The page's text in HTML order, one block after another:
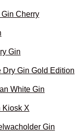
Cherry
Gin
Dry Gin Gold Edition
White Gin
Kiosk X
Gin